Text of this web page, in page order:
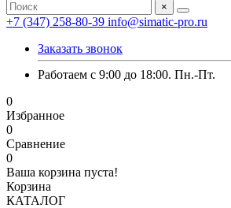
×
+7 (347) 258-80-39 info@simatic-pro.ru
Заказать звонок
Работаем с 9:00 до 18:00. Пн.-Пт.
0
Избранное
0
Сравнение
0
Ваша корзина пуста!
Корзина
КАТАЛОГ